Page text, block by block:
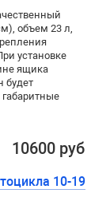
объем 23 л,
установке
ящика
будет
10600 руб
10-19